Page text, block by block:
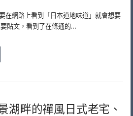
在網路上看到「日本道地味道」就會想要
貼文，看到了在條通的…
湖畔的禪風日式老宅、